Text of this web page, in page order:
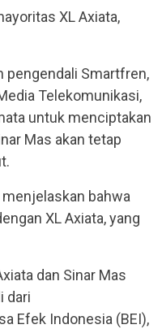
XL Axiata,
pengendali Smartfren,
Telekomunikasi,
untuk menciptakan
Mas akan tetap
bahwa
XL Axiata, yang
dan Sinar Mas
dari
Efek Indonesia (BEI),